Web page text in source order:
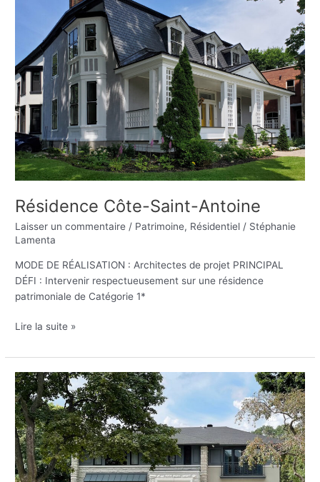
Résidence Côte-Saint-Antoine
Laisser un commentaire / Patrimoine, Résidentiel / Stéphanie
Lamenta
MODE DE RÉALISATION : Architectes de projet PRINCIPAL
DÉFI : Intervenir respectueusement sur une résidence
patrimoniale de Catégorie 1*
Lire la suite »
Résidence
Devon